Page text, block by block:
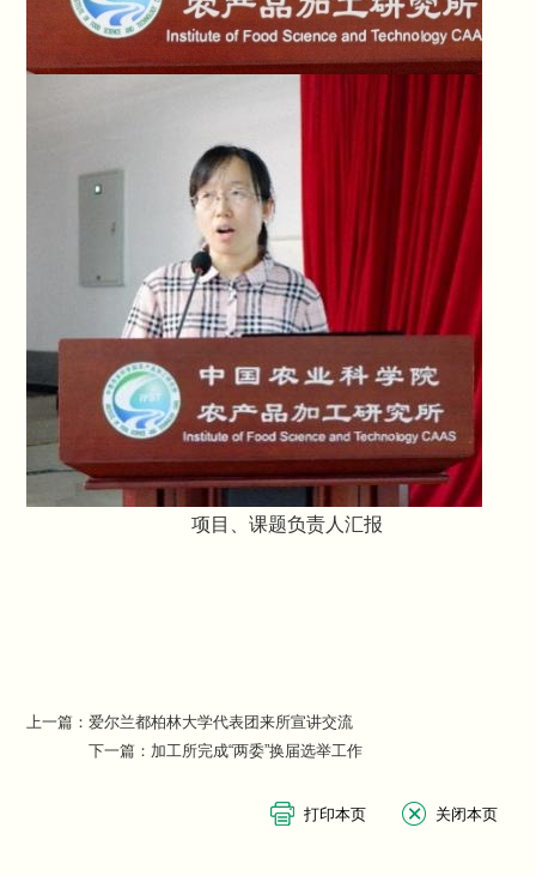
项目、课题负责人汇报
上一篇：爱尔兰都柏林大学代表团来所宣讲交流
下一篇： 加工所完成“两委”换届选举工作